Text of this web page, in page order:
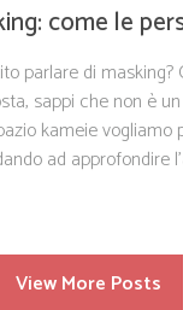
come le
il proprio
parlare di masking?
sappi che non è
kameie vogliamo
ad approfondire
View More Posts